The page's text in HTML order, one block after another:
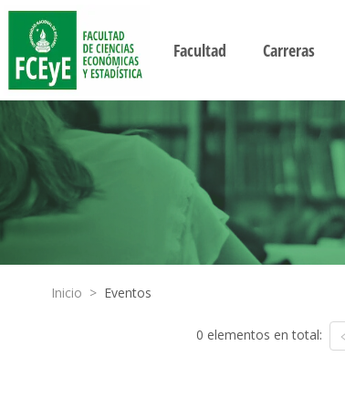
Facultad Carreras
Inicio > Eventos
0 elementos en total: